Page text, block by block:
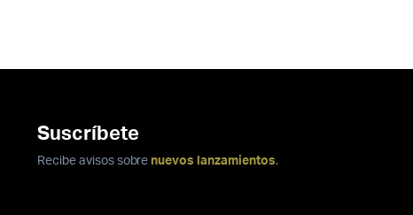
Suscríbete
Recibe avisos sobre nuevos lanzamientos.